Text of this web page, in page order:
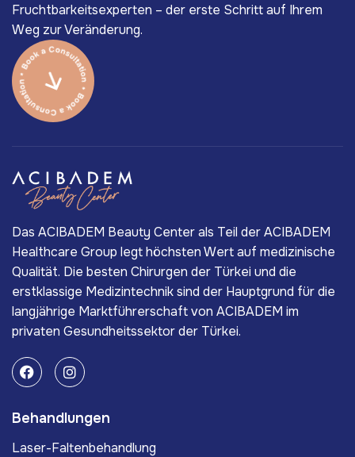
Fruchtbarkeitsexperten – der erste Schritt auf Ihrem
Weg zur Veränderung.
Das ACIBADEM Beauty Center als Teil der ACIBADEM
Healthcare Group legt höchsten Wert auf medizinische
Qualität. Die besten Chirurgen der Türkei und die
erstklassige Medizintechnik sind der Hauptgrund für die
langjährige Marktführerschaft von ACIBADEM im
privaten Gesundheitssektor der Türkei.
Behandlungen
Laser-Faltenbehandlung